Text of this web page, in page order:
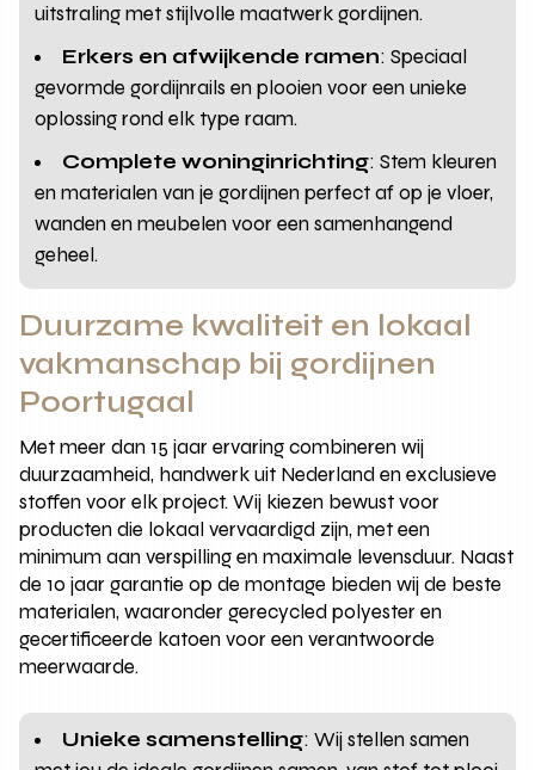
uitstraling met stijlvolle maatwerk gordijnen.
Erkers en afwijkende ramen: Speciaal
gevormde gordijnrails en plooien voor een unieke
oplossing rond elk type raam.
Complete woninginrichting: Stem kleuren
en materialen van je gordijnen perfect af op je vloer,
wanden en meubelen voor een samenhangend
geheel.
Duurzame kwaliteit en lokaal
vakmanschap bij gordijnen
Poortugaal
Met meer dan 15 jaar ervaring combineren wij
duurzaamheid, handwerk uit Nederland en exclusieve
stoffen voor elk project. Wij kiezen bewust voor
producten die lokaal vervaardigd zijn, met een
minimum aan verspilling en maximale levensduur. Naast
de 10 jaar garantie op de montage bieden wij de beste
materialen, waaronder gerecycled polyester en
gecertificeerde katoen voor een verantwoorde
meerwaarde.
Unieke samenstelling: Wij stellen samen